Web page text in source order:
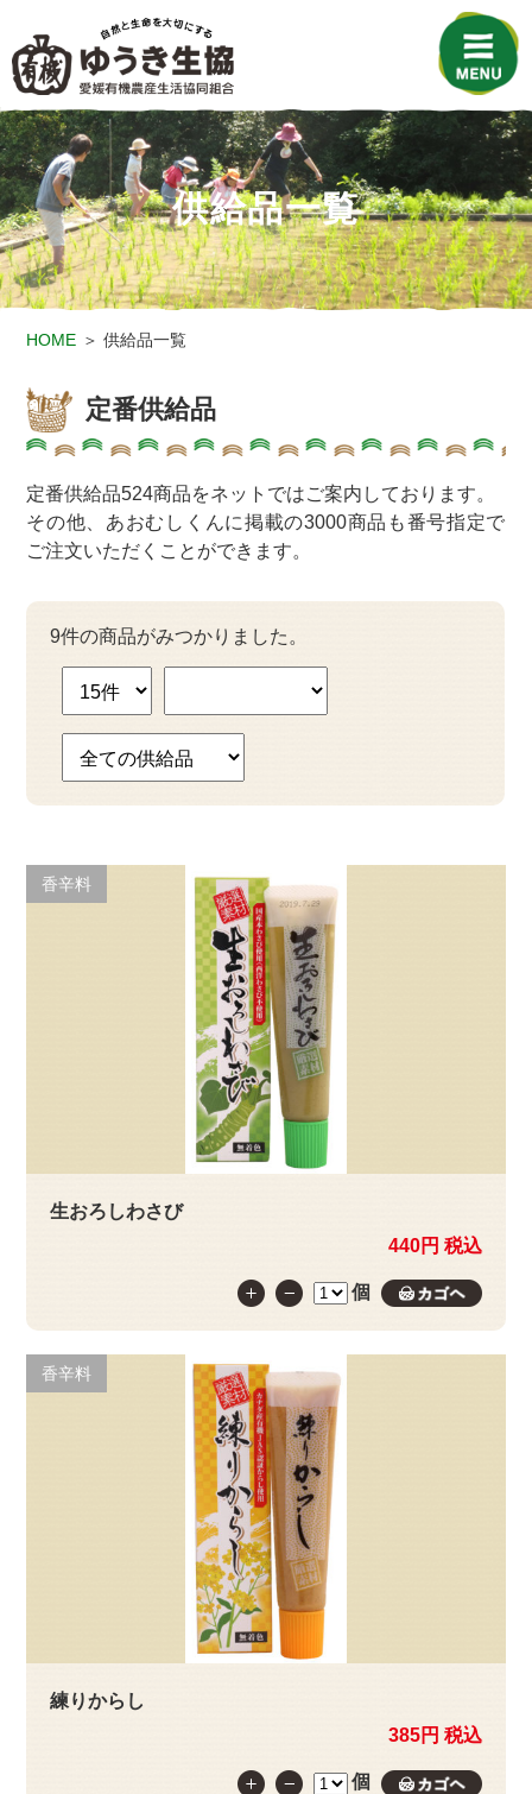
供給品一覧
HOME 供給品一覧
定番供給品
定番供給品524商品をネットではご案内しております。
その他、あおむしくんに掲載の3000商品も番号指定で
ご注文いただくことができます。
9件の商品がみつかりました。
香辛料
生おろしわさび
440円 税込
個 カゴへ
香辛料
練りからし
385円 税込
個 カゴへ